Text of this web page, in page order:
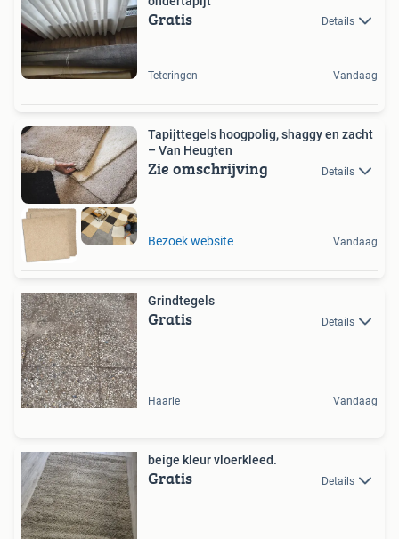
Gratis Details
Teteringen Vandaag
Tapijttegels hoogpolig, shaggy en zacht
– Van Heugten
Zie omschrijving Details
Bezoek website Vandaag
Grindtegels
Gratis Details
Haarle Vandaag
beige kleur vloerkleed.
Gratis Details